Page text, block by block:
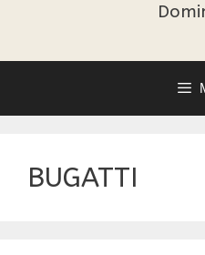
BUGATTI